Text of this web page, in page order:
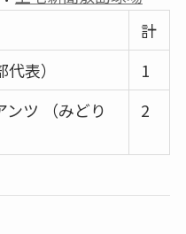
計
表）
1
ツ （みどり
2